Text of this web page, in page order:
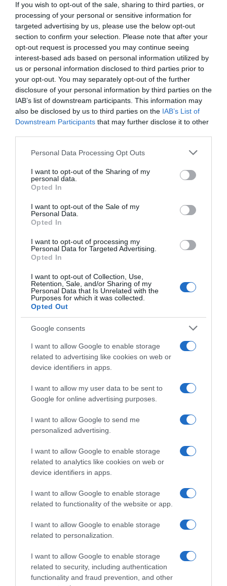
If you wish to opt-out of the sale, sharing to third parties, or
processing of your personal or sensitive information for
targeted advertising by us, please use the below opt-out
section to confirm your selection. Please note that after your
opt-out request is processed you may continue seeing
interest-based ads based on personal information utilized by
us or personal information disclosed to third parties prior to
your opt-out. You may separately opt-out of the further
disclosure of your personal information by third parties on the
IAB’s list of downstream participants. This information may
also be disclosed by us to third parties on the IAB’s List of
Downstream Participants that may further disclose it to other
Please note that this website/app uses one or more Google
not limited to your visit or usage behaviour. You may click to
grant or deny consent to Google and its third-party tags to
use your data for below specified purposes in below Google
consent section.
Personal Data Processing Opt Outs
I want to opt-out of the Sharing of my
personal data.
Opted In
I want to opt-out of the Sale of my
Personal Data.
Opted In
I want to opt-out of processing my
Personal Data for Targeted Advertising.
Opted In
I want to opt-out of Collection, Use,
Retention, Sale, and/or Sharing of my
Personal Data that Is Unrelated with the
Purposes for which it was collected.
Opted Out
Google consents
I want to allow Google to enable storage
related to advertising like cookies on web or
device identifiers in apps.
I want to allow my user data to be sent to
Google for online advertising purposes.
I want to allow Google to send me
personalized advertising.
I want to allow Google to enable storage
related to analytics like cookies on web or
device identifiers in apps.
I want to allow Google to enable storage
related to functionality of the website or app.
I want to allow Google to enable storage
related to personalization.
I want to allow Google to enable storage
related to security, including authentication
functionality and fraud prevention, and other
ΕΛΛΑΔΑ
Η Ελλάδα στις κορυφαίες επιλογές
των Ευρωπαίων ταξιδιωτών, σύμφωνα
με έρευνα του ΕΟΤ
Κατατάσσεται στην τρίτη θέση μεταξύ των
δημοφιλέστερων μεσογειακών προορισμών
ΕΛΛΑΔΑ
Σαμοθράκη: Αίσιο τέλος για
ηλικιωμένη Ιταλίδα τουρίστρια που
έχασε τις αισθήσεις της – Σώθηκε
χάρη στην άμεση επέμβαση νεαρού
ναυαγοσώστη
Στην παραλία της Παχιάς Άμμου
ΡΟΗ ΕΙΔΗΣΕΩΝ